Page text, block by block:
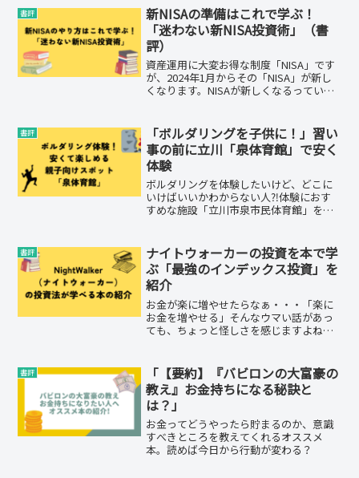
資産を増やす方法を探しましょう。この
本を読むことで、あなたの未来はきっと
変わるでしょう。
書評
新NISAの準備はこれで学ぶ！
「迷わない新NISA投資術」（書
評）
資産運用に大変お得な制度「NISA」です
が、2024年1月からその「NISA」が新し
くなります。NISAが新しくなるっていう
たらいいのかなぁNISAがよくわからな
い...
書評
「ボルダリングを子供に！」習い
事の前に立川「泉体育館」で安く
体験
ボルダリングを体験したいけど、どこに
いけばいいかわからない人⁈体験におす
すめな施設「立川市泉市民体育館」を紹
書評
ナイトウォーカーの投資を本で学
ぶ「最強のインデックス投資」を
紹介
お金が楽に増やせたらなぁ・・・「楽に
お金を増やせる」そんなウマい話があっ
ても、ちょっと怪しさを感じますよね⁈
ー）」の投資法「最強のインデックス投
資」が学べる本...
書評
「【要約】『バビロンの大富豪の
教え』お金持ちになる秘訣と
は？」
お金ってどうやったら貯まるのか、意識
すべきところを教えてくれるオススメ
本。読めば今日から行動が変わる？